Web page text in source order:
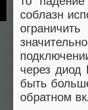
соблазн
через
быть
обратном